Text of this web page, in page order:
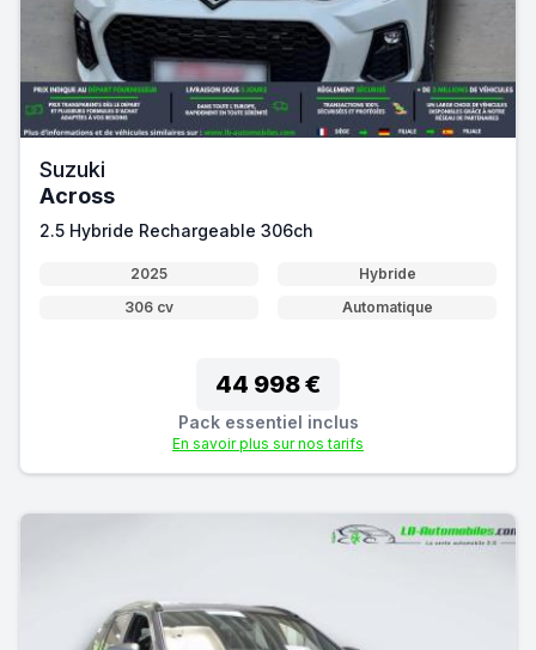
Suzuki
Across
2.5 Hybride Rechargeable 306ch
2025
Hybride
306 cv
Automatique
44 998 €
Pack essentiel inclus
En savoir plus sur nos tarifs